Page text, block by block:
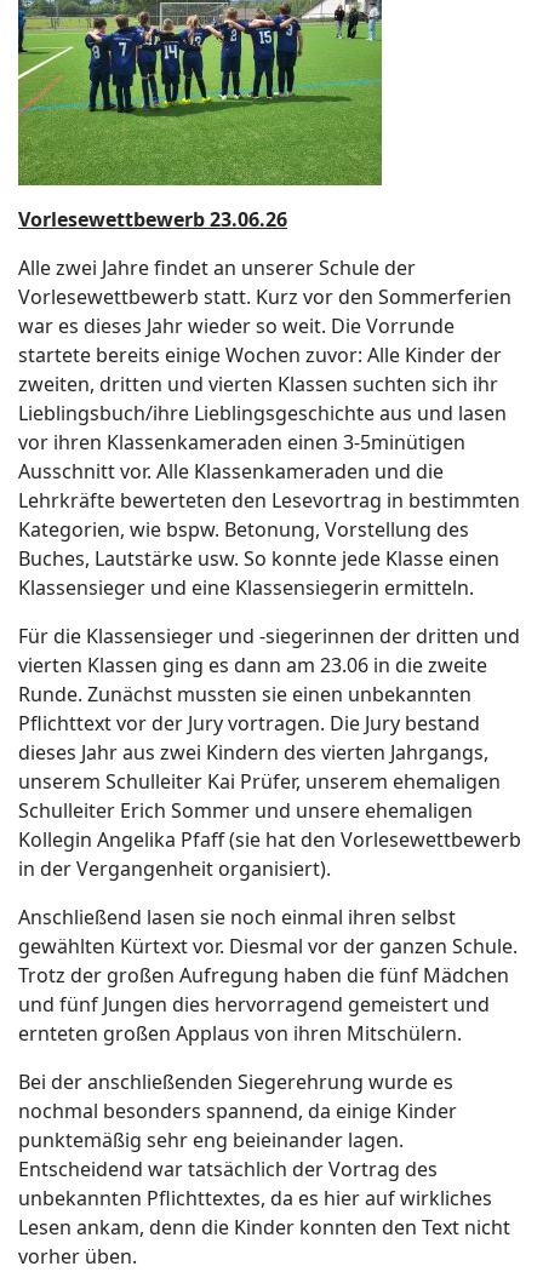
Vorlesewettbewerb 23.06.26
Alle zwei Jahre findet an unserer Schule der
Vorlesewettbewerb statt. Kurz vor den Sommerferien
war es dieses Jahr wieder so weit. Die Vorrunde
startete bereits einige Wochen zuvor: Alle Kinder der
zweiten, dritten und vierten Klassen suchten sich ihr
Lieblingsbuch/ihre Lieblingsgeschichte aus und lasen
vor ihren Klassenkameraden einen 3-5minütigen
Ausschnitt vor. Alle Klassenkameraden und die
Lehrkräfte bewerteten den Lesevortrag in bestimmten
Kategorien, wie bspw. Betonung, Vorstellung des
Buches, Lautstärke usw. So konnte jede Klasse einen
Klassensieger und eine Klassensiegerin ermitteln.
Für die Klassensieger und -siegerinnen der dritten und
vierten Klassen ging es dann am 23.06 in die zweite
Runde. Zunächst mussten sie einen unbekannten
Pflichttext vor der Jury vortragen. Die Jury bestand
dieses Jahr aus zwei Kindern des vierten Jahrgangs,
unserem Schulleiter Kai Prüfer, unserem ehemaligen
Schulleiter Erich Sommer und unsere ehemaligen
Kollegin Angelika Pfaff (sie hat den Vorlesewettbewerb
in der Vergangenheit organisiert).
Anschließend lasen sie noch einmal ihren selbst
gewählten Kürtext vor. Diesmal vor der ganzen Schule.
Trotz der großen Aufregung haben die fünf Mädchen
und fünf Jungen dies hervorragend gemeistert und
ernteten großen Applaus von ihren Mitschülern.
Bei der anschließenden Siegerehrung wurde es
nochmal besonders spannend, da einige Kinder
punktemäßig sehr eng beieinander lagen.
Entscheidend war tatsächlich der Vortrag des
unbekannten Pflichttextes, da es hier auf wirkliches
Lesen ankam, denn die Kinder konnten den Text nicht
vorher üben.